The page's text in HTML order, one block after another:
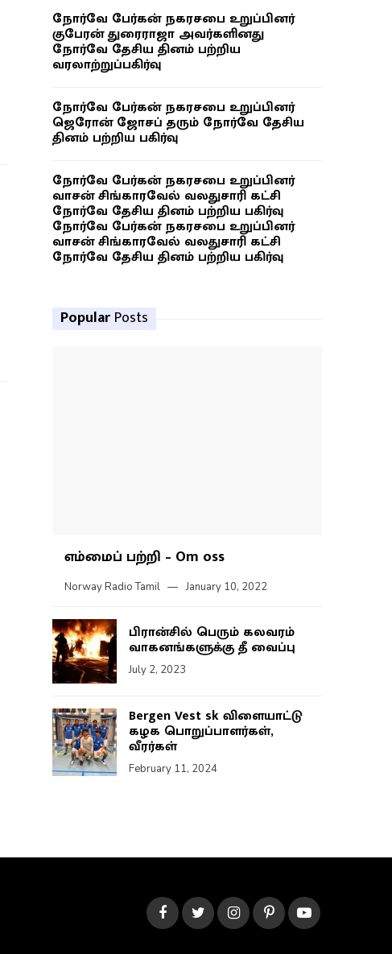
நோர்வே பேர்கன் நகரசபை உறுப்பினர்
குபேரன் துரைராஜா அவர்களினது
நோர்வே தேசிய தினம் பற்றிய
வரலாற்றுப்பகிர்வு
நோர்வே பேர்கன் நகரசபை உறுப்பினர்
ஜெரோன் ஜோசப் தரும் நோர்வே தேசிய
தினம் பற்றிய பகிர்வு
நோர்வே பேர்கன் நகரசபை உறுப்பினர்
வாசன் சிங்காரவேல் வலதுசாரி கட்சி
நோர்வே தேசிய தினம் பற்றிய பகிர்வு
நோர்வே பேர்கன் நகரசபை உறுப்பினர்
வாசன் சிங்காரவேல் வலதுசாரி கட்சி
நோர்வே தேசிய தினம் பற்றிய பகிர்வு
Popular Posts
எம்மைப் பற்றி – Om oss
Norway Radio Tamil January 10, 2022
பிரான்சில் பெரும் கலவரம்
வாகனங்களுக்கு தீ வைப்பு
July 2, 2023
Bergen Vest sk விளையாட்டு
கழக பொறுப்பாளர்கள்,
வீரர்கள்
February 11, 2024